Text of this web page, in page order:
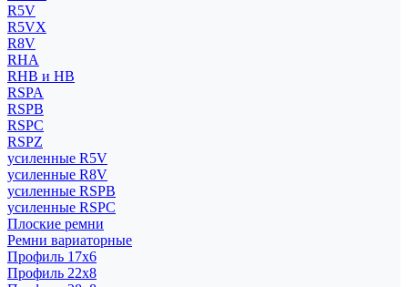
R5V
R5VX
R8V
RHA
RHB и HB
RSPA
RSPB
RSPC
RSPZ
усиленные R5V
усиленные R8V
усиленные RSPB
усиленные RSPC
Плоские ремни
Ремни вариаторные
Профиль 17x6
Профиль 22x8